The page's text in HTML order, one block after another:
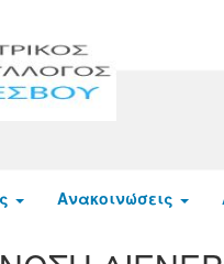
Ανακοινώσεις